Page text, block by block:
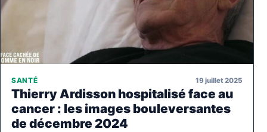
SANTÉ 19 juillet 2025
Thierry Ardisson hospitalisé face au
cancer : les images bouleversantes
de décembre 2024